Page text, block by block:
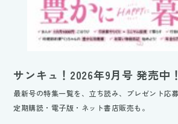
サンキュ！2026年9月号 発売中！
最新号の特集一覧を、立ち読み、プレゼント応
定期購読・電子版・ネット書店販売も。